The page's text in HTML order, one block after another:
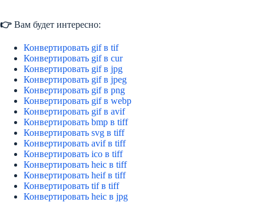
👉 Вам будет интересно:
Конвертировать gif в tif
Конвертировать gif в cur
Конвертировать gif в jpg
Конвертировать gif в jpeg
Конвертировать gif в png
Конвертировать gif в webp
Конвертировать gif в avif
Конвертировать bmp в tiff
Конвертировать svg в tiff
Конвертировать avif в tiff
Конвертировать ico в tiff
Конвертировать heic в tiff
Конвертировать heif в tiff
Конвертировать tif в tiff
Конвертировать heic в jpg